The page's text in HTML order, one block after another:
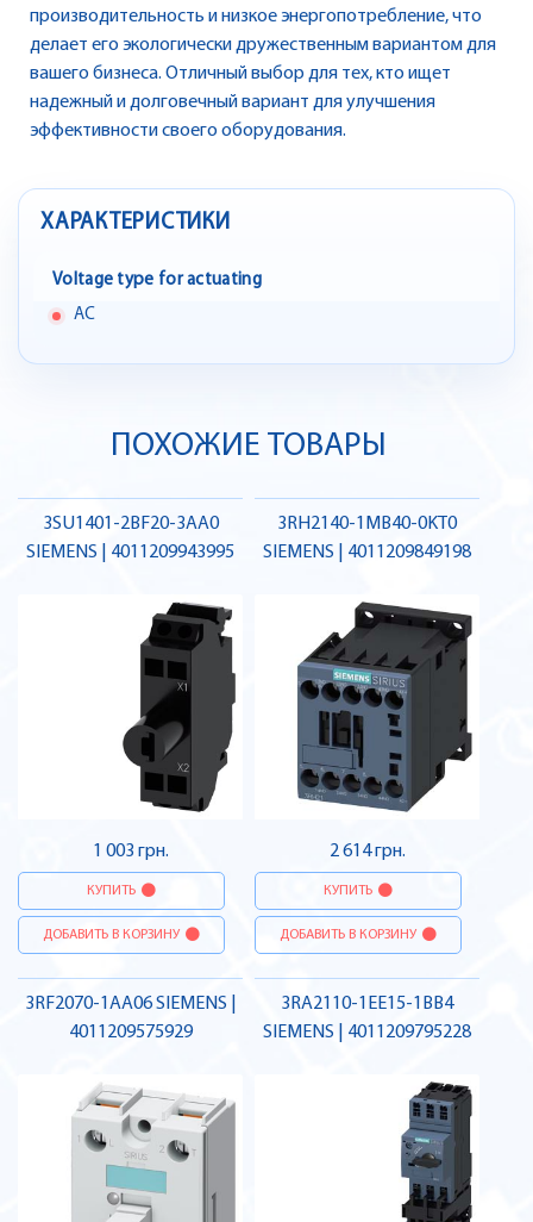
производительность и низкое энергопотребление, что
делает его экологически дружественным вариантом для
вашего бизнеса. Отличный выбор для тех, кто ищет
надежный и долговечный вариант для улучшения
эффективности своего оборудования.
ХАРАКТЕРИСТИКИ
Voltage type for actuating
AC
ПОХОЖИЕ ТОВАРЫ
3SU1401-2BF20-3AA0
SIEMENS | 4011209943995
1 003 грн.
КУПИТЬ
ДОБАВИТЬ В КОРЗИНУ
3RH2140-1MB40-0KT0
SIEMENS | 4011209849198
2 614 грн.
КУПИТЬ
ДОБАВИТЬ В КОРЗИНУ
3RF2070-1AA06 SIEMENS |
4011209575929
3RA2110-1EE15-1BB4
SIEMENS | 4011209795228